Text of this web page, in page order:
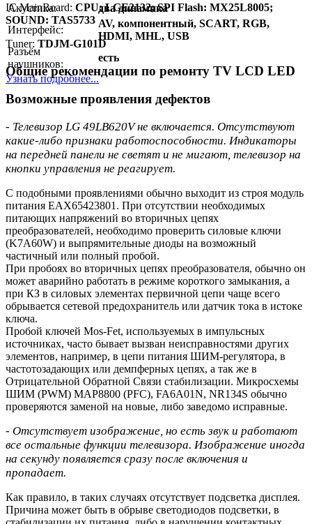
Акустика:
два динамика
Интерфейс:
AV, компонентный, SCART, RGB,
HDMI, MHL, USB
Разъём
наушников:
есть
Узнать подробнее...
IC MainBoard: CPU: LGE2132; SPI Flash: MX25L8005;
SOUND: TAS5733
Тuner: TDJM-G101D
Общие рекомендации по ремонту TV LCD LED
Возможные проявления дефектов
- Телевизор LG 49LB620V не включается. Отсутствуют
какие-либо признаки работоспособности. Индикаторы
на передней панели не светят и не мигают, телевизор на
кнопки управления не реагирует.
С подобными проявлениями обычно выходит из строя модуль
питания EAX65423801. При отсутствии необходимых
питающих напряжений во вторичных цепях
преобразователей, необходимо проверить силовые ключи
(K7A60W) и выпрямительные диоды на возможный
частичный или полный пробой.
При пробоях во вторичных цепях преобразователя, обычно он
может аварийно работать в режиме короткого замыкания, а
при КЗ в силовых элементах первичной цепи чаще всего
обрывается сетевой предохранитель или датчик тока в истоке
ключа.
Пробой ключей Mos-Fet, используемых в импульсных
источниках, часто бывает вызван неисправностями других
элементов, например, в цепи питания ШИМ-регулятора, в
частотозадающих или демпферных цепях, а так же в
Отрицательной Обратной Связи стабилизации. Микросхемы
ШИМ (PWM) MAP8800 (PFC), FA6A01N, NR134S обычно
проверяются заменой на новые, либо заведомо исправные.
- Отсутствует изображение, но есть звук и работают
все остальные функции телевизора. Изображение иногда
на секунду появляется сразу после включения и
пропадает.
Как правило, в таких случаях отсутствует подсветка дисплея.
Причина может быть в обрыве светодиодов подсветки, в